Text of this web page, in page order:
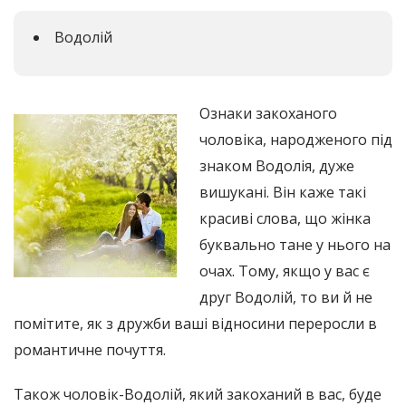
Водолій
Ознаки закоханого
чоловіка, народженого під
знаком Водолія, дуже
вишукані. Він каже такі
красиві слова, що жінка
буквально тане у нього на
очах. Тому, якщо у вас є
друг Водолій, то ви й не
помітите, як з дружби ваші відносини переросли в
романтичне почуття.
Також чоловік-Водолій, який закоханий в вас, буде